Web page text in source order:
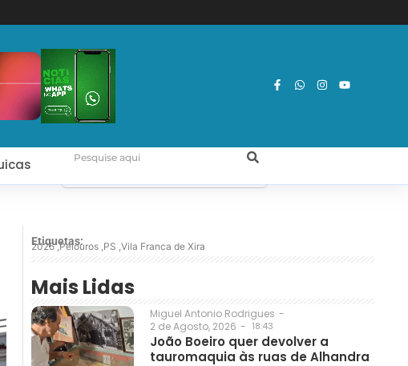
Etiquetas:
2025,Pelouros ,PS ,Vila Franca de Xira
Mais Lidas
Miguel Antonio Rodrigues -
2 de Agosto, 2026 - 18:43
João Boeiro quer devolver a
tauromaquia às ruas de Alhandra